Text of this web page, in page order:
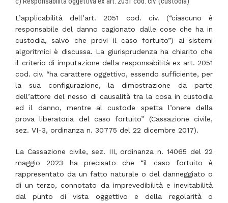
L’applicabilità dell’art. 2051 cod. civ. (“ciascuno è
responsabile del danno cagionato dalle cose che ha in
custodia, salvo che provi il caso fortuito”) ai sistemi
algoritmici è discussa. La giurisprudenza ha chiarito che
il criterio di imputazione della responsabilità ex art. 2051
cod. civ. “ha carattere oggettivo, essendo sufficiente, per
la sua configurazione, la dimostrazione da parte
dell’attore del nesso di causalità tra la cosa in custodia
ed il danno, mentre al custode spetta l’onere della
prova liberatoria del caso fortuito” (Cassazione civile,
sez. VI-3, ordinanza n. 30775 del 22 dicembre 2017).
La Cassazione civile, sez. III, ordinanza n. 14065 del 22
maggio 2023 ha precisato che “il caso fortuito è
rappresentato da un fatto naturale o del danneggiato o
di un terzo, connotato da imprevedibilità e inevitabilità
dal punto di vista oggettivo e della regolarità o